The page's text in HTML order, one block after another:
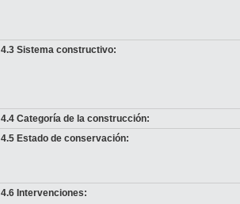
4.3 Sistema constructivo:
4.4 Categoría de la construcción:
4.5 Estado de conservación:
4.6 Intervenciones: